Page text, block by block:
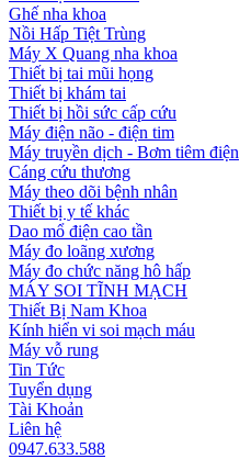
Ghế nha khoa
Nồi Hấp Tiệt Trùng
Máy X Quang nha khoa
Thiết bị tai mũi họng
Thiết bị khám tai
Thiết bị hồi sức cấp cứu
Máy điện não - điện tim
Máy truyền dịch - Bơm tiêm điện
Cáng cứu thương
Máy theo dõi bệnh nhân
Thiết bị y tế khác
Dao mổ điện cao tần
Máy đo loãng xương
Máy đo chức năng hô hấp
MÁY SOI TĨNH MẠCH
Thiết Bị Nam Khoa
Kính hiển vi soi mạch máu
Máy vỗ rung
Tin Tức
Tuyển dụng
Tài Khoản
Liên hệ
0947.633.588